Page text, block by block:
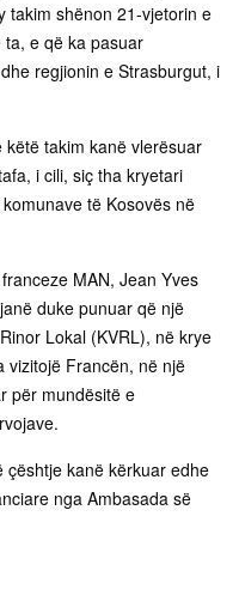
takim shënon 21-vjetorin e
e që ka pasuar
regjionin e Strasburgut, i
këtë takim kanë vlerësuar
i cili, siç tha kryetari
të Kosovës në
MAN, Jean Yves
duke punuar që një
Lokal (KVRL), në krye
vizitojë Francën, në një
për mundësitë e
çështje kanë kërkuar edhe
nga Ambasada së